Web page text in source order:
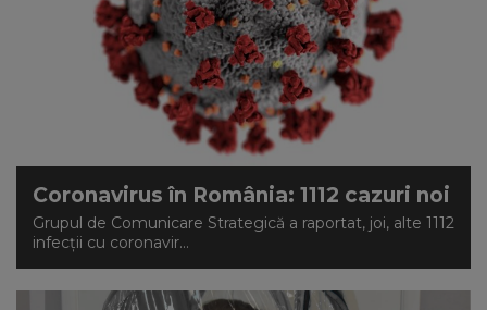
Coronavirus în România: 1112 cazuri noi
Grupul de Comunicare Strategică a raportat, joi, alte 1112
infecții cu coronavir...